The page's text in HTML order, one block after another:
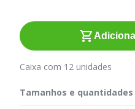
imagens
Caixa com 12 unidades
Tamanhos e quantidades